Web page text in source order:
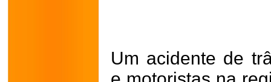
Um acidente de